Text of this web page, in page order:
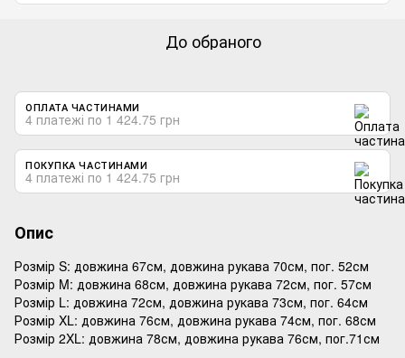
До обраного
ОПЛАТА ЧАСТИНАМИ
4 платежі по 1 424.75 грн
ПОКУПКА ЧАСТИНАМИ
4 платежі по 1 424.75 грн
Опис
Розмір S: довжина 67см, довжина рукава 70см, пог. 52см
Розмір M: довжина 68см, довжина рукава 72см, пог. 57см
Розмір L: довжина 72см, довжина рукава 73см, пог. 64см
Розмір XL: довжина 76см, довжина рукава 74см, пог. 68см
Розмір 2XL: довжина 78см, довжина рукава 76см, пог.71см